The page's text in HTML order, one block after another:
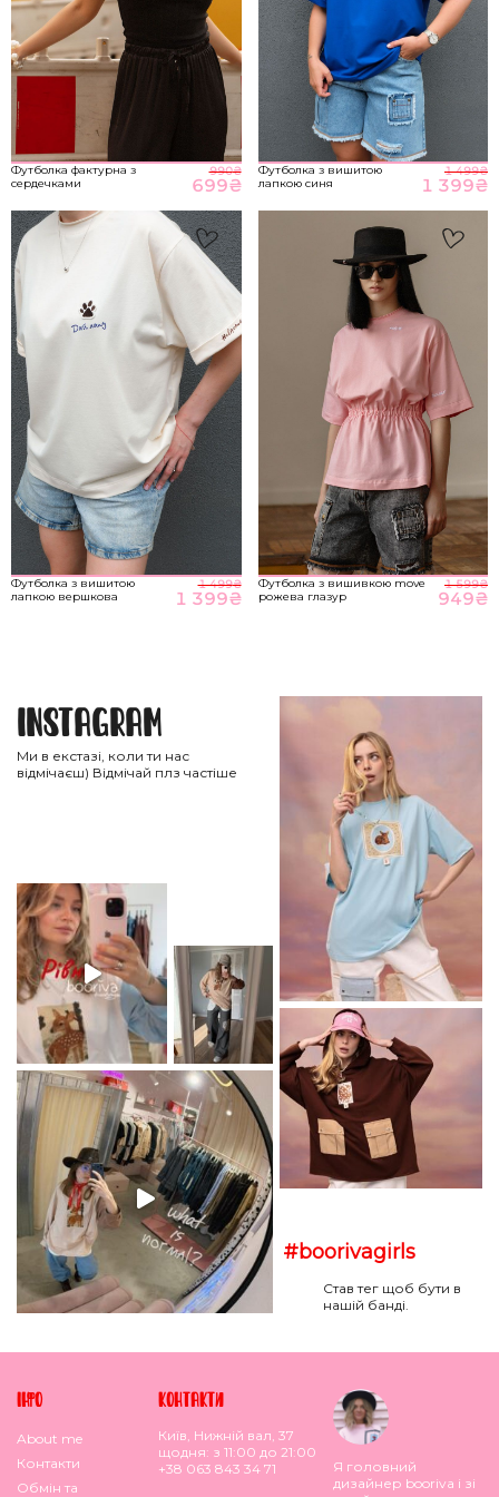
Футболка фактурна з
сердечками
990₴
699₴
Футболка з вишитою
лапкою синя
1 499₴
1 399₴
Футболка з вишитою
лапкою вершкова
1 499₴
1 399₴
Футболка з вишивкою move
рожева глазур
1 599₴
949₴
Instagram
Ми в екстазі, коли ти нас
відмічаєш) Відмічай плз частіше
#boorivagirls
Став тег щоб бути в
нашій банді.
IНФО
About me
Контакти
Обмiн та
КОНТАКТИ
Київ, Нижній вал, 37
щодня: з 11:00 до 21:00
+38 063 843 34 71
Я головний
дизайнер booriva і зі
ВІДПРАВИТИ
НА ГОЛОВНУ
*розміри вказані в сантиметрах
Розмір речі